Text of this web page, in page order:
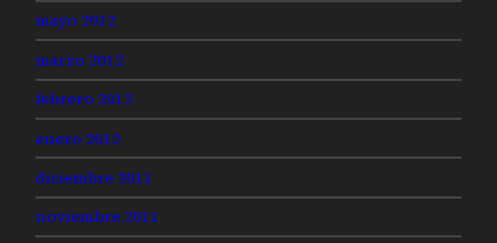
mayo 2012
marzo 2012
febrero 2012
enero 2012
diciembre 2011
noviembre 2011